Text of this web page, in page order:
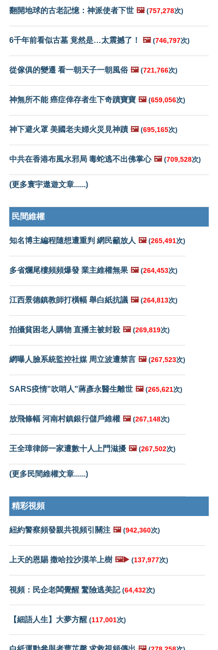
翻開地球的古老記憶：神派使者下世 🖼️ (757,278次)
6千年前看似古墓 竟然是…太震撼了！ 🖼️ (746,797次)
從傢俱的變遷 看一朝天子一朝風俗 🖼️ (721,766次)
神無所不能 癌症倖存者生下奇蹟寶寶 🖼️ (659,056次)
神下避火罩 美國老夫婦火災見神蹟 🖼️ (695,165次)
中共在香港布風水邪局 毒蛇逃不出佛掌心 🖼️ (709,528次)
(更多寰宇遨遊文章......)
民間維權
知名博主編程隨想遭重判 網民籲放人 🖼️ (265,491次)
多省爛尾樓頻頻爆發 業主維權無果 🖼️ (264,453次)
江西景德鎮教師打橫幅 舉白紙抗議 🖼️ (264,813次)
拍攝貧困老人購物 直播主被封殺 🖼️ (269,819次)
網曝人臉系統監控社媒 周立波遭禁言 🖼️ (267,523次)
SARS疫情"吹哨人"蔣彥永醫生離世 🖼️ (265,621次)
放飛條幅 河南村鎮銀行儲戶維權 🖼️ (267,148次)
王全璋律師一家遭數十人上門滋擾 🖼️ (267,502次)
(更多民間維權文章......)
精彩視頻
紐約警察頻發親共視頻引關注 🖼️ (942,360次)
上天的恩賜 撒哈拉沙漠羊上樹 🖼️▶️ (137,977次)
視頻：民企老闆覺醒 驚險逃美記(64,432次)
【細語人生】大夢方醒 (117,001次)